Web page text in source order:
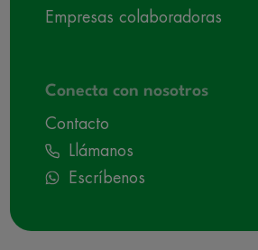
Empresas colaboradoras
Conecta con nosotros
Contacto
Llámanos
Escríbenos